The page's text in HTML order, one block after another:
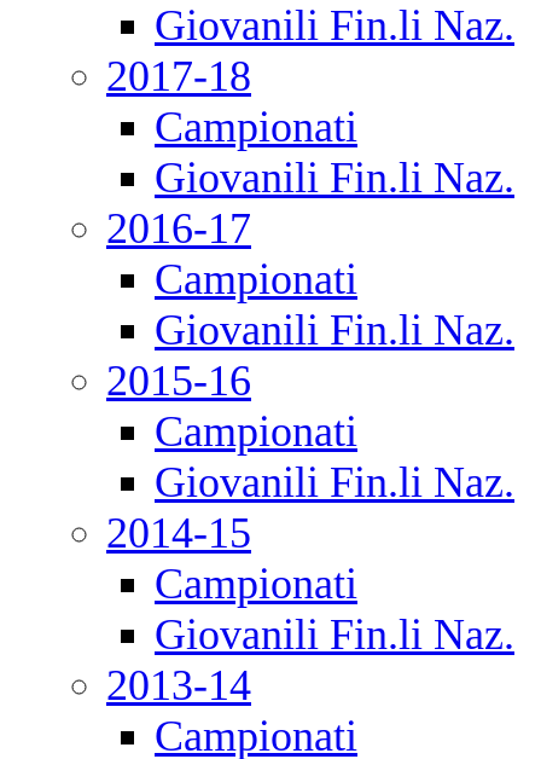
Giovanili Fin.li Naz.
2017-18
Campionati
Giovanili Fin.li Naz.
2016-17
Campionati
Giovanili Fin.li Naz.
2015-16
Campionati
Giovanili Fin.li Naz.
2014-15
Campionati
Giovanili Fin.li Naz.
2013-14
Campionati